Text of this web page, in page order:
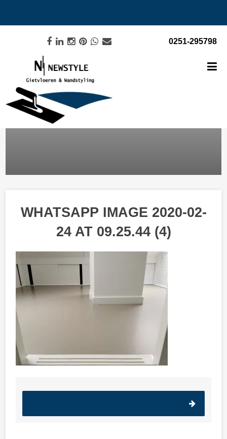
0251-295798
WHATSAPP IMAGE 2020-02-
24 AT 09.25.44 (4)